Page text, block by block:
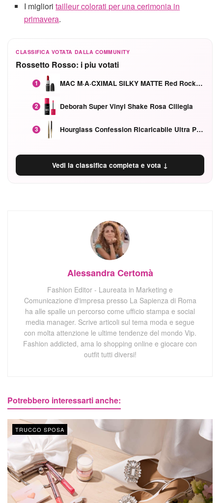
I miglioritailleur colorati per una cerimonia in
primavera.
CLASSIFICA VOTATA DALLA COMMUNITY
Rossetto Rosso: i piu votati
1 MAC M·A·CXIMAL SILKY MATTE Red Rock mat
2 Deborah Super Vinyl Shake Rosa Ciliegia
3 Hourglass Confession Ricaricabile Ultra Preciso Ad Alta Intensità Secretly Classic Red
Vedi la classifica completa e vota ↓
Alessandra Certomà
Fashion Editor - Laureata in Marketing e
Comunicazione d'impresa presso La Sapienza di Roma
ha alle spalle un percorso come ufficio stampa e social
media manager. Scrive articoli sul tema moda e segue
con molta attenzione le ultime tendenze del mondo Vip.
Fashion addicted, ama lo shopping online e giocare con
outfit tutti diversi!
Potrebbero interessarti anche:
TRUCCO SPOSA